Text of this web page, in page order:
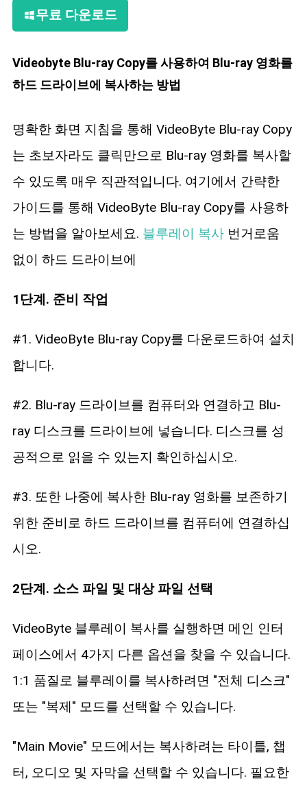
무료 다운로드
Videobyte Blu-ray Copy를 사용하여 Blu-ray 영화를
하드 드라이브에 복사하는 방법
명확한 화면 지침을 통해 VideoByte Blu-ray Copy
는 초보자라도 클릭만으로 Blu-ray 영화를 복사할
수 있도록 매우 직관적입니다. 여기에서 간략한
가이드를 통해 VideoByte Blu-ray Copy를 사용하
는 방법을 알아보세요. 블루레이 복사번거로움
없이 하드 드라이브에
1단계. 준비 작업
#1. VideoByte Blu-ray Copy를 다운로드하여 설치
합니다.
#2. Blu-ray 드라이브를 컴퓨터와 연결하고 Blu-
ray 디스크를 드라이브에 넣습니다. 디스크를 성
공적으로 읽을 수 있는지 확인하십시오.
#3. 또한 나중에 복사한 Blu-ray 영화를 보존하기
위한 준비로 하드 드라이브를 컴퓨터에 연결하십
시오.
2단계. 소스 파일 및 대상 파일 선택
VideoByte 블루레이 복사를 실행하면 메인 인터
페이스에서 4가지 다른 옵션을 찾을 수 있습니다.
1:1 품질로 블루레이를 복사하려면 "전체 디스크"
또는 "복제" 모드를 선택할 수 있습니다.
"Main Movie" 모드에서는 복사하려는 타이틀, 챕
터, 오디오 및 자막을 선택할 수 있습니다. 필요한